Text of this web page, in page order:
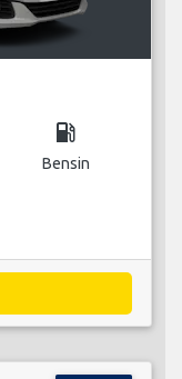
local_gas_station
Bensin